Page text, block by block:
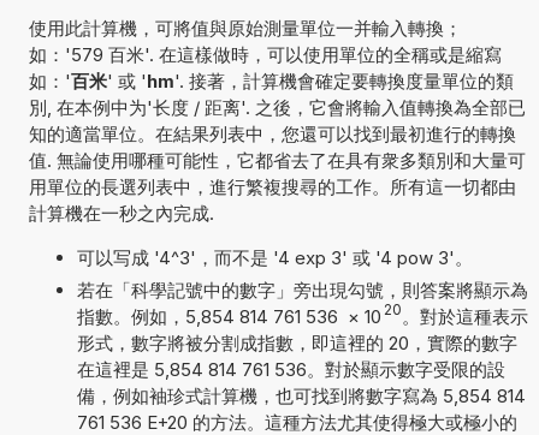
使用此計算機，可將值與原始測量單位一并輸入轉換；
如：'579 百米'. 在這樣做時，可以使用單位的全稱或是縮寫
如：'百米' 或 'hm'. 接著，計算機會確定要轉換度量單位的類
別, 在本例中为'长度 / 距离'. 之後，它會將輸入值轉換為全部已
知的適當單位。在結果列表中，您還可以找到最初進行的轉換
值. 無論使用哪種可能性，它都省去了在具有衆多類別和大量可
用單位的長選列表中，進行繁複搜尋的工作。所有這一切都由
計算機在一秒之內完成.
可以写成 '4^3'，而不是 '4 exp 3' 或 '4 pow 3'。
若在「科學記號中的數字」旁出現勾號，則答案將顯示為
指數。例如，5,854 814 761 536 × 10 20 。對於這種表示
形式，數字將被分割成指數，即這裡的 20，實際的數字
在這裡是 5,854 814 761 536。對於顯示數字受限的設
備，例如袖珍式計算機，也可找到將數字寫為 5,854 814
761 536 E+20 的方法。這種方法尤其使得極大或極小的